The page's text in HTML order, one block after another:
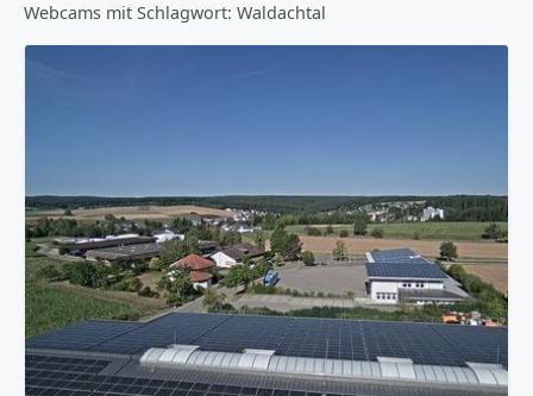
Webcams mit Schlagwort: Waldachtal